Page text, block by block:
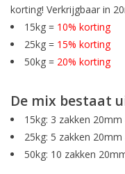
korting! Verkrijgbaar in
15kg = 10% korting
25kg = 15% korting
50kg = 20% korting
De mix bestaat
15kg: 3 zakken
25kg: 5 zakken
50kg: 10 zakken